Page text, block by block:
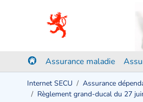
Assurance maladie
Internet SECU Assurance
Règlement grand-ducal du 27